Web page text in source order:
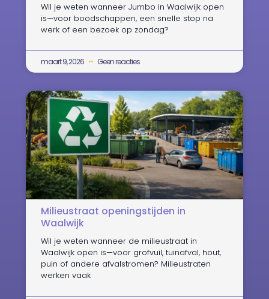
Wil je weten wanneer Jumbo in Waalwijk open
is—voor boodschappen, een snelle stop na
werk of een bezoek op zondag?
maart 9, 2026 Geen reacties
Milieustraat openingstijden in
Waalwijk
Wil je weten wanneer de milieustraat in
Waalwijk open is—voor grofvuil, tuinafval, hout,
puin of andere afvalstromen? Milieustraten
werken vaak